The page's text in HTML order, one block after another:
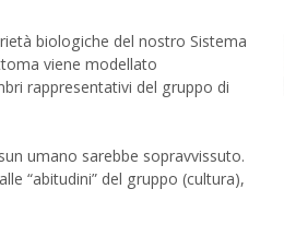
biologiche del nostro Sistema
viene modellato
rappresentativi del gruppo di
umano sarebbe sopravvissuto.
“abitudini” del gruppo (cultura),